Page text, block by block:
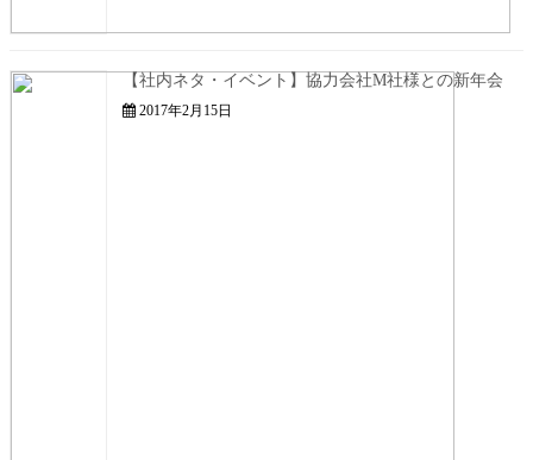
【社内ネタ・イベント】協力会社M社様との新年会
2017年2月15日